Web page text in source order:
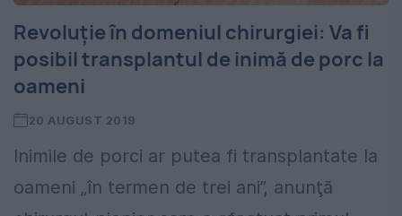
Revoluţie în domeniul chirurgiei: Va fi
posibil transplantul de inimă de porc la
oameni
20 AUGUST 2019
Inimile de porci ar putea fi transplantate la
oameni „în termen de trei ani”, anunţă